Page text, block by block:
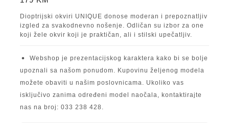
Dioptrijski okviri UNIQUE donose moderan i prepoznatljiv
izgled za svakodnevno nošenje. Odličan su izbor za one
koji žele okvir koji je praktičan, ali i stilski upečatljiv.
Webshop je prezentacijskog karaktera kako bi se bolje
upoznali sa našom ponudom. Kupovinu željenog modela
možete obaviti u našim poslovnicama. Ukoliko vas
isključivo zanima određeni model naočala, kontaktirajte
nas na broj: 033 238 428.